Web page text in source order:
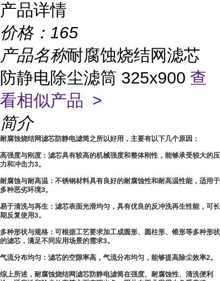
产品详情
价格： 165
产品名称耐腐蚀烧结网滤芯
防静电除尘滤筒 325x900 查
看相似产品 >
简介
耐腐蚀烧结网滤芯防静电滤筒之所以好用，主要有以下几个原因：
高强度与刚度：滤芯具有较高的机械强度和整体刚性，能够承受较大的压
力和冲击力3。
耐腐蚀与耐高温：不锈钢材料具有良好的耐腐蚀性和耐高温性能，适用于
多种恶劣环境3。
易于清洗与再生：滤芯表面光滑均匀，具有优良的反冲洗再生性能，可长
期反复使用3。
多种形状与规格：可根据工艺要求加工成圆形、圆柱形、锥形等多种形状
的滤芯，满足不同应用场景的需求3。
气流分布均匀：滤芯的空隙率高，气流分布均匀，能够提高除尘效率2。
综上所述，耐腐蚀烧结网滤芯防静电滤筒在强度、耐腐蚀性、清洗便利